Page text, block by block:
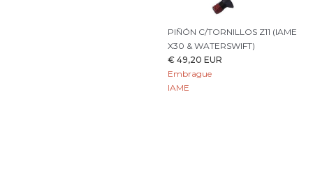
PIÑÓN C/TORNILLOS Z11 (IAME
X30 & WATERSWIFT)
€ 49,20 EUR
Embrague
IAME